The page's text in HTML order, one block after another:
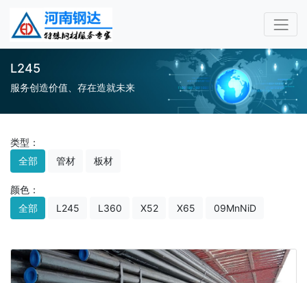
L245
服务创造价值、存在造就未来
类型：
全部
管材 板材
颜色：
全部
L245 L360 X52 X65 09MnNiD